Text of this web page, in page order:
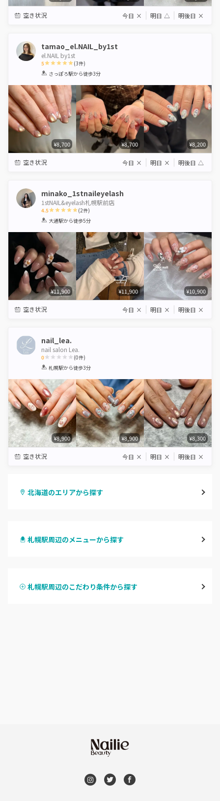
空き状況 今日 × 明日 △ 明後日 ×
tamao_el.NAIL_by1st
el.NAIL by1st
5
1 2 3 4 5
(3件)
さっぽろ駅から徒歩3分
¥8,700 ¥8,700 ¥8,200
空き状況 今日 × 明日 × 明後日 △
minako_1stnaileyelash
1stNAIL&eyelash札幌駅前店
4.5
1 2 3 4 5
(2件)
大通駅から徒歩5分
¥11,900 ¥11,900 ¥10,900
空き状況 今日 × 明日 × 明後日 ×
nail_lea.
nail salon Lea.
0
1 2 3 4 5
(0件)
札幌駅から徒歩3分
¥8,900 ¥8,900 ¥8,300
空き状況 今日 × 明日 × 明後日 ×
北海道のエリアから探す
北区・東区
札幌駅周辺のメニューから探す
ハンドスカルプ
札幌駅周辺のこだわり条件から探す